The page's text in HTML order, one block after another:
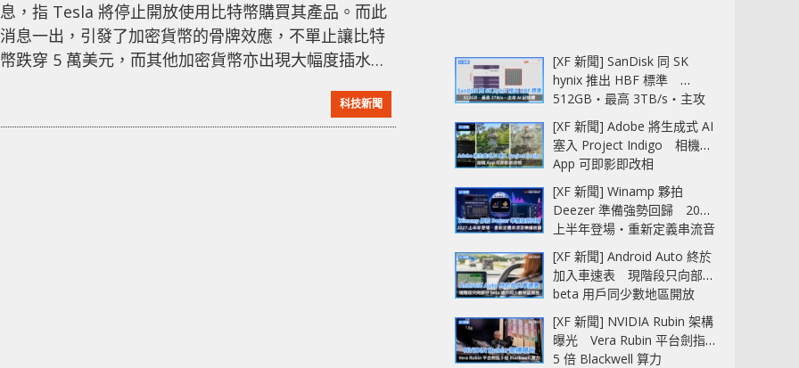
息，指 Tesla 將停止開放使用比特幣購買其產品。而此
消息一出，引發了加密貨幣的骨牌效應，不單止讓比特
幣跌穿 5 萬美元，而其他加密貨幣亦出現大幅度插水。
Twitter 上指，出於對環境的考量，Tesla 將停止開放
科技新聞
[XF 新聞] SanDisk 同 SK
hynix 推出 HBF 標準
512GB‧最高 3TB/s‧主攻
AI 記憶體
[XF 新聞] Adobe 將生成式 AI
塞入 Project Indigo 相機
App 可即影即改相
[XF 新聞] Winamp 夥拍
Deezer 準備強勢回歸 2027
上半年登場‧重新定義串流音
樂播放器
[XF 新聞] Android Auto 終於
加入車速表 現階段只向部分
beta 用戶同少數地區開放
[XF 新聞] NVIDIA Rubin 架構
曝光 Vera Rubin 平台劍指
5 倍 Blackwell 算力